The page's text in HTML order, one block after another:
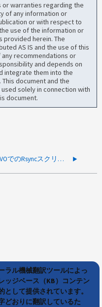
warranties regarding the
of any information or
or with respect to
use of the information or
provided herein. The
AS IS and the use of this
recommendations or
and depends on
integrate them into the
document and the
solely in connection with
document.
CVOでのRsyncスクリプトの実行に時間がかかる
ラル機械翻訳ツールによっ
ッジベース（KB）コンテン
して提供されています。
どおりに翻訳しているた